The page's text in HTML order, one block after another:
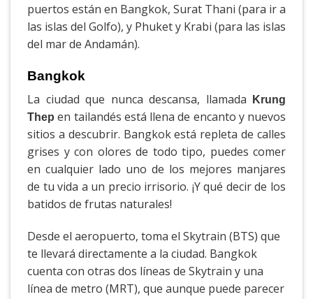
puertos están en Bangkok, Surat Thani (para ir a
las islas del Golfo), y Phuket y Krabi (para las islas
del mar de Andamán).
Bangkok
La ciudad que nunca descansa, llamada
Krung
Thep en tailandés está llena de encanto y nuevos
sitios a descubrir. Bangkok está repleta de calles
grises y con olores de todo tipo, puedes comer
en cualquier lado uno de los mejores manjares
de tu vida a un precio irrisorio. ¡Y qué decir de los
batidos de frutas naturales!
Desde el aeropuerto, toma el Skytrain (BTS) que
te llevará directamente a la ciudad. Bangkok
cuenta con otras dos líneas de Skytrain y una
línea de metro (MRT), que aunque puede parecer